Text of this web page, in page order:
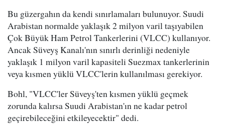
Bu güzergahın da kendi sınırlamaları bulunuyor. Suudi
Arabistan normalde yaklaşık 2 milyon varil taşıyabilen
Çok Büyük Ham Petrol Tankerlerini (VLCC) kullanıyor.
Ancak Süveyş Kanalı'nın sınırlı derinliği nedeniyle
yaklaşık 1 milyon varil kapasiteli Suezmax tankerlerinin
veya kısmen yüklü VLCC'lerin kullanılması gerekiyor.
Bohl, "VLCC'ler Süveyş'ten kısmen yüklü geçmek
zorunda kalırsa Suudi Arabistan'ın ne kadar petrol
geçirebileceğini etkileyecektir" dedi.